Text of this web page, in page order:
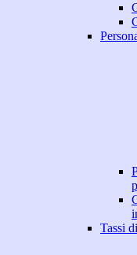
Tassi